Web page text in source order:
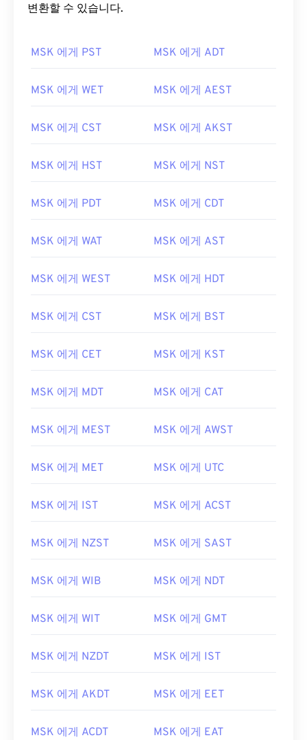
변환할 수 있습니다.
MSK 에게 PST MSK 에게 ADT
MSK 에게 WET MSK 에게 AEST
MSK 에게 CST MSK 에게 AKST
MSK 에게 HST MSK 에게 NST
MSK 에게 PDT MSK 에게 CDT
MSK 에게 WAT MSK 에게 AST
MSK 에게 WEST MSK 에게 HDT
MSK 에게 CST MSK 에게 BST
MSK 에게 CET MSK 에게 KST
MSK 에게 MDT MSK 에게 CAT
MSK 에게 MEST MSK 에게 AWST
MSK 에게 MET MSK 에게 UTC
MSK 에게 IST MSK 에게 ACST
MSK 에게 NZST MSK 에게 SAST
MSK 에게 WIB MSK 에게 NDT
MSK 에게 WIT MSK 에게 GMT
MSK 에게 NZDT MSK 에게 IST
MSK 에게 AKDT MSK 에게 EET
MSK 에게 ACDT MSK 에게 EAT